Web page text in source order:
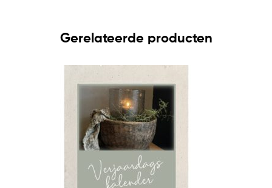
Gerelateerde producten